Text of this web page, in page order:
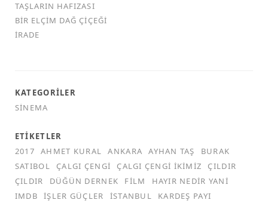
TAŞLARIN HAFIZASI
BIR ELÇIM DAĞ ÇIÇEĞI
İRADE
KATEGORILER
SINEMA
ETIKETLER
2017
AHMET KURAL ANKARA AYHAN TAŞ
BURAK
SATIBOL
ÇALGI ÇENGI ÇALGI ÇENGI İKIMIZ
ÇILDIR
ÇILDIR
DÜĞÜN DERNEK FILM
HAYIR NEDIR YANI
IMDB
İŞLER GÜÇLER İSTANBUL
KARDEŞ PAYI